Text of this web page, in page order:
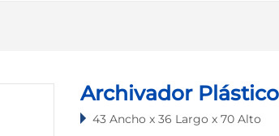
Archivador
43 Ancho x 36 Largo x 70 Alto